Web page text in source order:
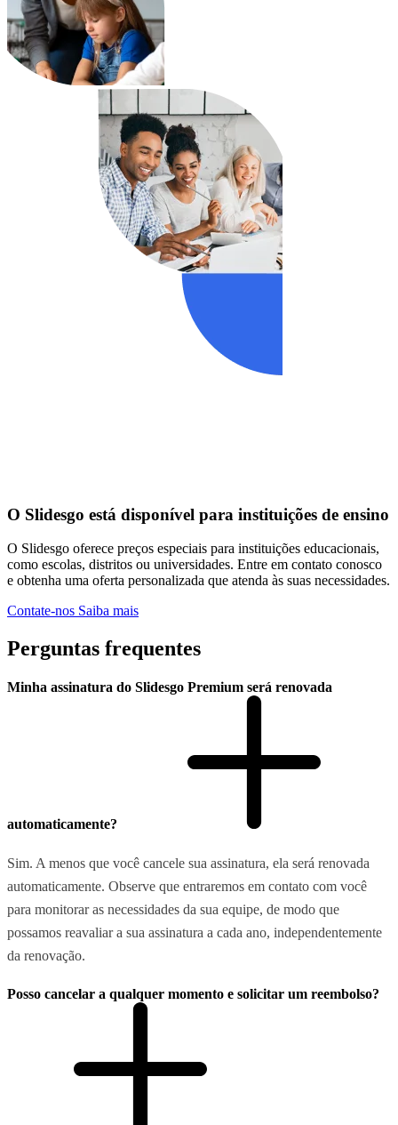
O Slidesgo está disponível para instituições de ensino
O Slidesgo oferece preços especiais para instituições educacionais,
como escolas, distritos ou universidades. Entre em contato conosco
e obtenha uma oferta personalizada que atenda às suas necessidades.
Contate-nos Saiba mais
Perguntas frequentes
Minha assinatura do Slidesgo Premium será renovada
automaticamente?
Sim. A menos que você cancele sua assinatura, ela será renovada
automaticamente. Observe que entraremos em contato com você
para monitorar as necessidades da sua equipe, de modo que
possamos reavaliar a sua assinatura a cada ano, independentemente
da renovação.
Posso cancelar a qualquer momento e solicitar um reembolso?